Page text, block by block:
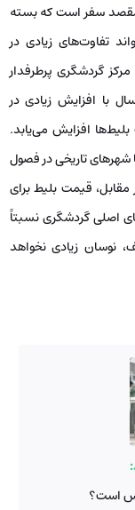
سفر است که بسته
تفاوت‌های زیادی در
گردشگری پرطرفدار
با افزایش زیادی در
افزایش می‌یابد.
شهرهای تاریخی در فصول
قیمت بلیط برای
اصلی گردشگری نسبتاً
نوسان زیادی نخواهد
است؟